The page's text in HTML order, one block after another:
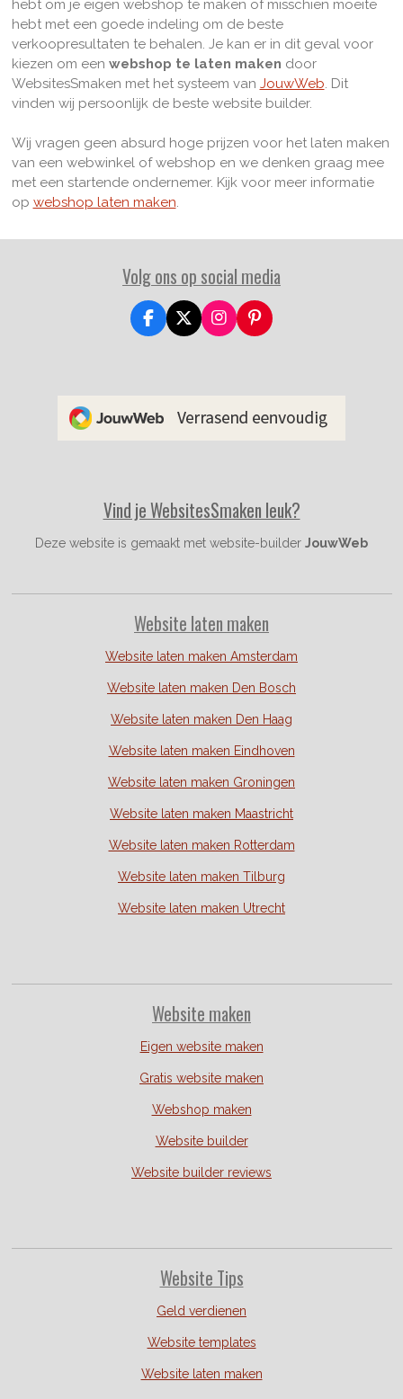
hebt om je eigen webshop te maken of misschien moeite
hebt met een goede indeling om de beste
verkoopresultaten te behalen. Je kan er in dit geval voor
kiezen om een webshop te laten maken door
WebsitesSmaken met het systeem van JouwWeb. Dit
vinden wij persoonlijk de beste website builder.
Wij vragen geen absurd hoge prijzen voor het laten maken
van een webwinkel of webshop en we denken graag mee
met een startende ondernemer. Kijk voor meer informatie
op webshop laten maken.
Volg ons op social media
F
a
o
X
I
n
r
P
i
e
Vind je WebsitesSmaken leuk?
Deze website is gemaakt met website-builder JouwWeb
Website laten maken
Website laten maken Amsterdam
Website laten maken Den Bosch
Website laten maken Den Haag
Website laten maken Eindhoven
Website laten maken Groningen
Website laten maken Maastricht
Website laten maken Rotterdam
Website laten maken Tilburg
Website laten maken Utrecht
Website maken
Eigen website maken
Gratis website maken
Webshop maken
Website builder
Website builder reviews
Website Tips
Geld verdienen
Website templates
Website laten maken